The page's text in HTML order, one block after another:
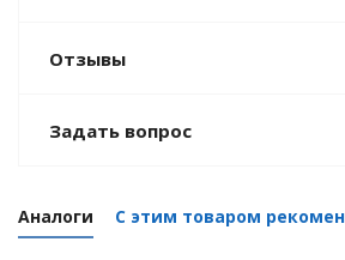
Отзывы
Задать вопрос
Аналоги С этим товаром